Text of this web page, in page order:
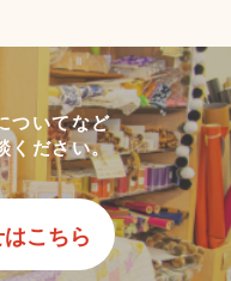
ついてなど
ください。
こちら